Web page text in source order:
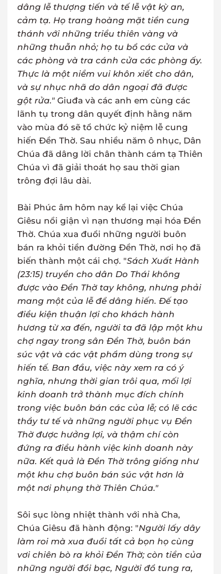
dâng lễ thượng tiến và tế lễ vật kỳ an,
cảm tạ. Họ trang hoàng mặt tiền cung
thánh với những triều thiên vàng và
những thuẫn nhỏ; họ tu bổ các cửa và
các phòng và tra cánh cửa các phòng ấy.
Thực là một niềm vui khôn xiết cho dân,
và sự nhục nhã do dân ngoại đã được
gột rửa." Giuđa và các anh em cùng các
lãnh tụ trong dân quyết định hằng năm
vào mùa đó sẽ tổ chức kỷ niệm lễ cung
hiến Đền Thờ. Sau nhiều năm ô nhục, Dân
Chúa đã dâng lời chân thành cám tạ Thiên
Chúa vì đã giải thoát họ sau thời gian
trông đợi lâu dài.
Bài Phúc âm hôm nay kể lại việc Chúa
Giêsu nổi giận vì nạn thương mại hóa Đền
Thờ. Chúa xua đuổi những người buôn
bán ra khỏi tiền đường Đền Thờ, nơi họ đã
biến thành một cái chợ. "Sách Xuất Hành
(23:15) truyền cho dân Do Thái không
được vào Đền Thờ tay không, nhưng phải
mang một của lễ để dâng hiến. Đế tạo
điều kiện thuận lợi cho khách hành
hương từ xa đến, người ta đã lập một khu
chợ ngay trong sân Đền Thờ, buôn bán
súc vật và các vật phẩm dùng trong sự
hiến tế. Ban đầu, việc này xem ra có ý
nghĩa, nhưng thời gian trôi qua, mối lợi
kinh doanh trở thành mục đích chính
trong việc buôn bán các của lễ; có lẽ các
thầy tư tế và những người phục vụ Đền
Thờ được hưởng lợi, và thậm chí còn
đứng ra điều hành việc kinh doanh này
nữa. Kết quả là Đền Thờ trông giống như
một khu chợ buôn bán súc vật hơn là
một nơi phụng thờ Thiên Chúa."
Sôi sục lòng nhiệt thành với nhà Cha,
Chúa Giêsu đã hành động: "Người lấy dây
làm roi mà xua đuổi tất cả bọn họ cùng
vơi chiên bò ra khỏi Đền Thờ; còn tiền của
những người đổi bạc, Người đổ tung ra,